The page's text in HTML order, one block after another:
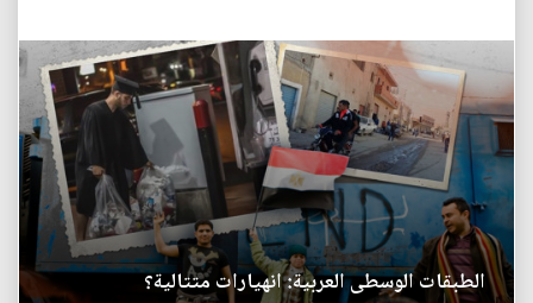
الطبقات الوسطى العربية: انهيارات متتالية؟